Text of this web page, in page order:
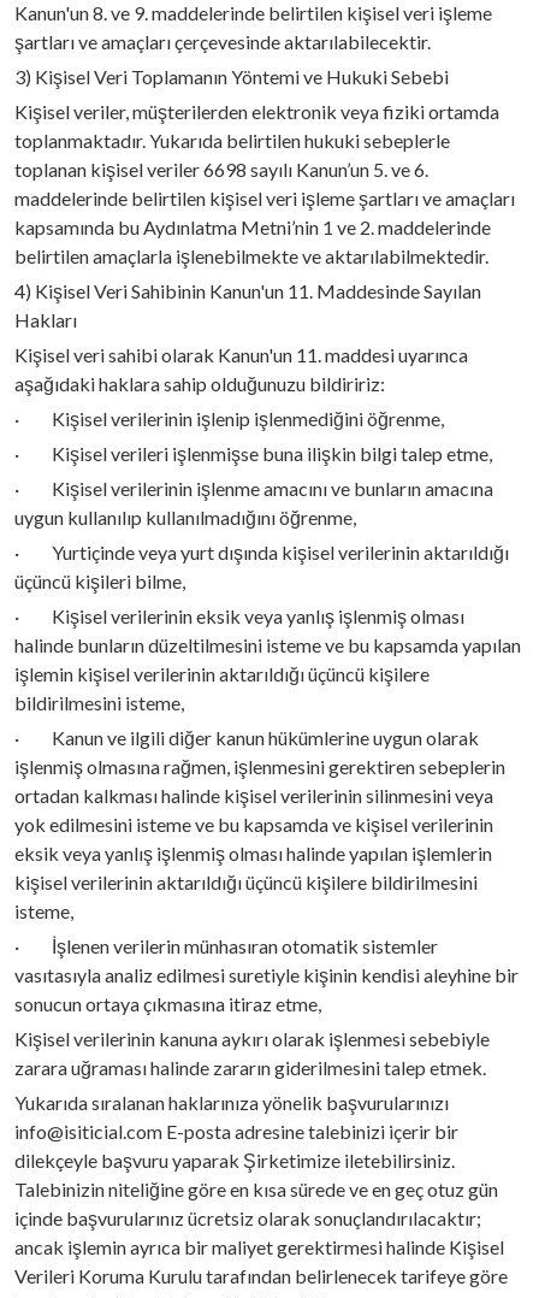
Kanun'un 8. ve 9. maddelerinde belirtilen kişisel veri işleme
şartları ve amaçları çerçevesinde aktarılabilecektir.
3) Kişisel Veri Toplamanın Yöntemi ve Hukuki Sebebi
Kişisel veriler, müşterilerden elektronik veya fiziki ortamda
toplanmaktadır. Yukarıda belirtilen hukuki sebeplerle
toplanan kişisel veriler 6698 sayılı Kanun’un 5. ve 6.
maddelerinde belirtilen kişisel veri işleme şartları ve amaçları
kapsamında bu Aydınlatma Metni’nin 1 ve 2. maddelerinde
belirtilen amaçlarla işlenebilmekte ve aktarılabilmektedir.
4) Kişisel Veri Sahibinin Kanun'un 11. Maddesinde Sayılan
Hakları
Kişisel veri sahibi olarak Kanun'un 11. maddesi uyarınca
aşağıdaki haklara sahip olduğunuzu bildiririz:
· Kişisel verilerinin işlenip işlenmediğini öğrenme,
· Kişisel verileri işlenmişse buna ilişkin bilgi talep etme,
· Kişisel verilerinin işlenme amacını ve bunların amacına
uygun kullanılıp kullanılmadığını öğrenme,
· Yurtiçinde veya yurt dışında kişisel verilerinin aktarıldığı
üçüncü kişileri bilme,
· Kişisel verilerinin eksik veya yanlış işlenmiş olması
halinde bunların düzeltilmesini isteme ve bu kapsamda yapılan
işlemin kişisel verilerinin aktarıldığı üçüncü kişilere
bildirilmesini isteme,
· Kanun ve ilgili diğer kanun hükümlerine uygun olarak
işlenmiş olmasına rağmen, işlenmesini gerektiren sebeplerin
ortadan kalkması halinde kişisel verilerinin silinmesini veya
yok edilmesini isteme ve bu kapsamda ve kişisel verilerinin
eksik veya yanlış işlenmiş olması halinde yapılan işlemlerin
kişisel verilerinin aktarıldığı üçüncü kişilere bildirilmesini
isteme,
· İşlenen verilerin münhasıran otomatik sistemler
vasıtasıyla analiz edilmesi suretiyle kişinin kendisi aleyhine bir
sonucun ortaya çıkmasına itiraz etme,
Kişisel verilerinin kanuna aykırı olarak işlenmesi sebebiyle
zarara uğraması halinde zararın giderilmesini talep etmek.
Yukarıda sıralanan haklarınıza yönelik başvurularınızı
info@isiticial.com E-posta adresine talebinizi içerir bir
dilekçeyle başvuru yaparak Şirketimize iletebilirsiniz.
Talebinizin niteliğine göre en kısa sürede ve en geç otuz gün
içinde başvurularınız ücretsiz olarak sonuçlandırılacaktır;
ancak işlemin ayrıca bir maliyet gerektirmesi halinde Kişisel
Verileri Koruma Kurulu tarafından belirlenecek tarifeye göre